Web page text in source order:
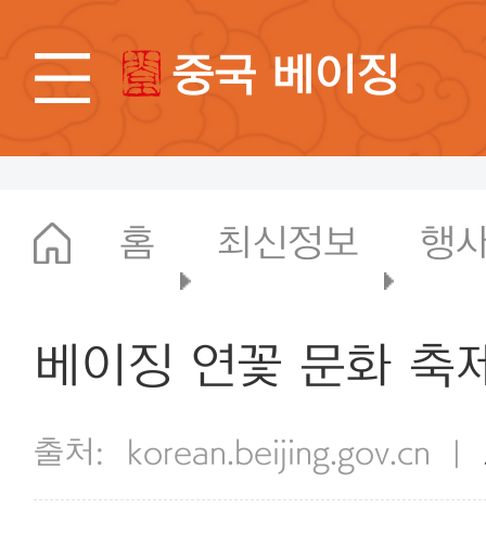
중국 베이징
홈 최신정보 행
베이징 연꽃 문화 축
출처: korean.beijing.gov.cn |